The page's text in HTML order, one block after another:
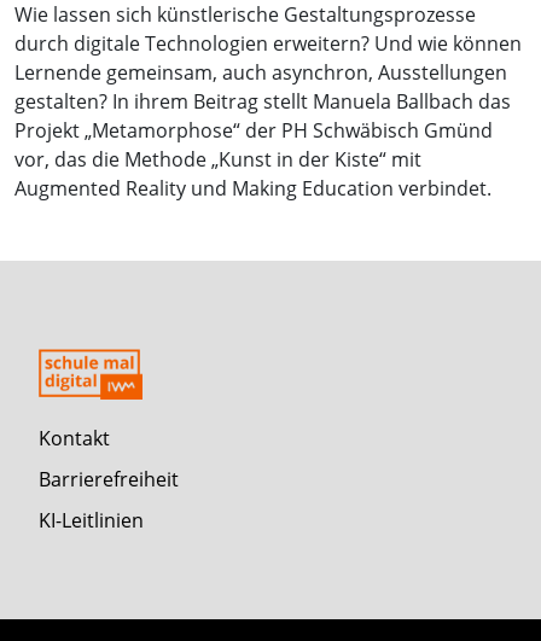
Wie lassen sich künstlerische Gestaltungsprozesse
durch digitale Technologien erweitern? Und wie können
Lernende gemeinsam, auch asynchron, Ausstellungen
gestalten? In ihrem Beitrag stellt Manuela Ballbach das
Projekt „Metamorphose“ der PH Schwäbisch Gmünd
vor, das die Methode „Kunst in der Kiste“ mit
Augmented Reality und Making Education verbindet.
Kontakt
Barrierefreiheit
KI-Leitlinien